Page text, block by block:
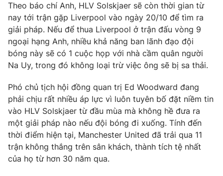
Tin tức
Thế giới đó đây
Câu chuyện quốc tế
Kinh tế
Tài chính
Thị trường
Dữ liệu và đời sống
Phim VTV
Hậu trường
Nhân vật
Khán giả
Giải trí
Điện ảnh
Âm nhạc
Đời sống
Du lịch
Giáo dục
Theo báo chí Anh, HLV Solskjaer sẽ còn thời gian từ
nay tới trận gặp Liverpool vào ngày 20/10 để tìm ra
giải pháp. Nếu để thua Liverpool ở trận đấu vòng 9
ngoại hạng Anh, nhiều khả năng ban lãnh đạo đội
bóng này sẽ có 1 cuộc họp với nhà cầm quân người
Na Uy, trong đó không loại trừ việc ông sẽ bị sa thải.
Phó chủ tịch hội đồng quan trị Ed Woodward đang
phải chịu rất nhiều áp lực vì luôn tuyên bố đặt niềm tin
vào HLV Solskjaer từ đầu mùa mà không hề đưa ra
một giải pháp nào nếu đội bóng đi xuống. Tính đến
thời điểm hiện tại, Manchester United đã trải qua 11
trận không thắng trên sân khách, thành tích tệ nhất
của họ từ hơn 30 năm qua.